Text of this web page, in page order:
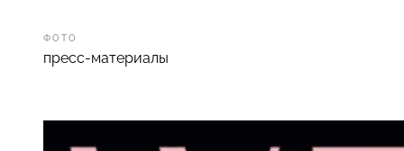
ФОТО
пресс-материалы